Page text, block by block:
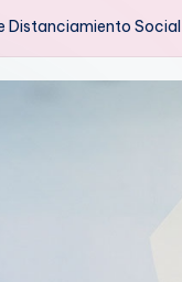
Distanciamiento Social